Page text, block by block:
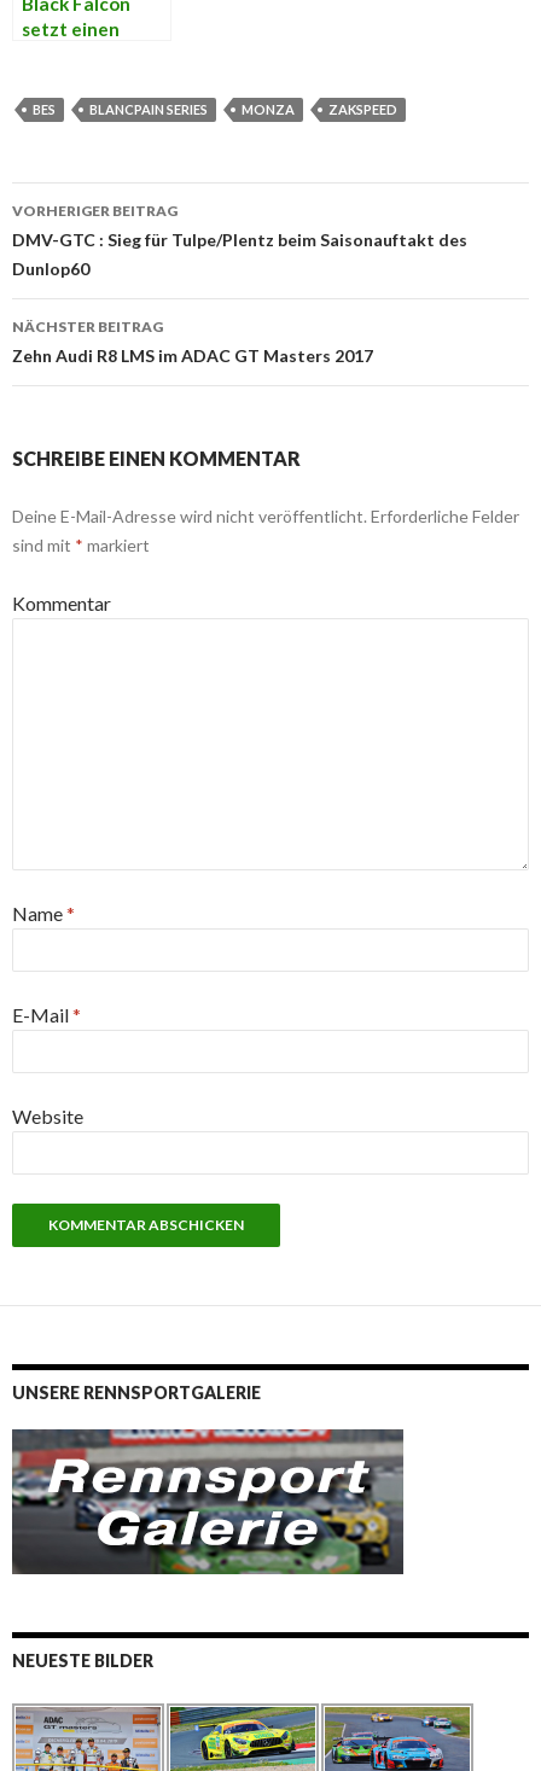
setzt einen
Farben ein.
BES BLANCPAIN SERIES MONZA ZAKSPEED
Beitrags-
Navigation
VORHERIGER BEITRAG
DMV-GTC : Sieg für Tulpe/Plentz beim Saisonauftakt des
Dunlop60
NÄCHSTER BEITRAG
Zehn Audi R8 LMS im ADAC GT Masters 2017
SCHREIBE EINEN KOMMENTAR
Deine E-Mail-Adresse wird nicht veröffentlicht. Erforderliche Felder
sind mit * markiert
Kommentar
Name*
E-Mail*
Website
UNSERE RENNSPORTGALERIE
NEUESTE BILDER